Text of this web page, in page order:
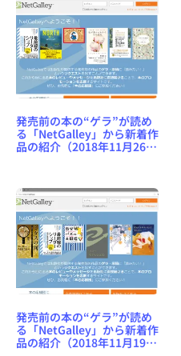
発売前の本の“ゲラ”が読め
る「NetGalley」から新着作
品の紹介（2018年11月26日
発売前の本の“ゲラ”が読め
る「NetGalley」から新着作
品の紹介（2018年11月19日